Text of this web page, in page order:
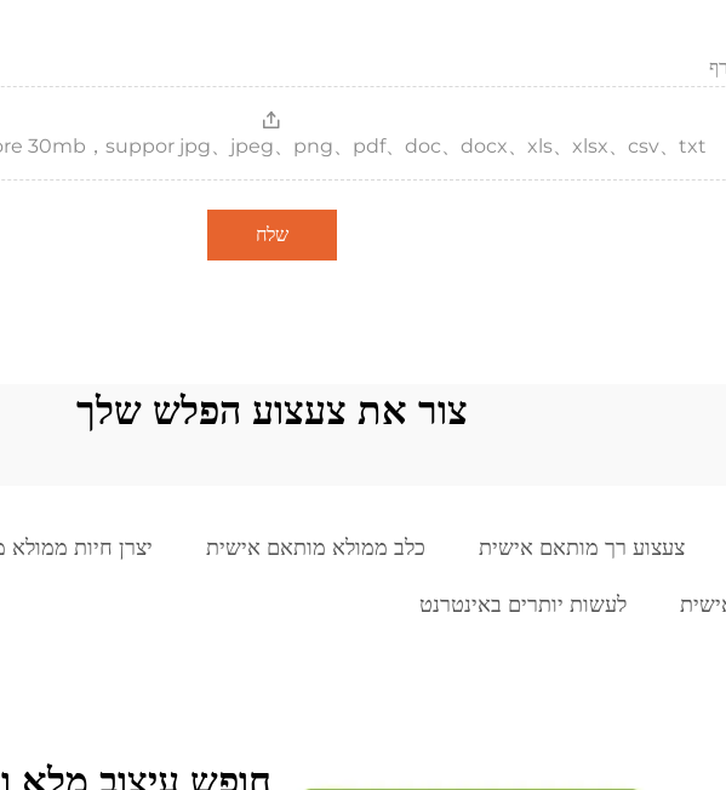
30mb，suppor jpg、jpeg、png、pdf、doc、docx、xls、xlsx、csv、txt
שלח
צור את צעצוע הפלש שלך
צעצוע רך מותאם אישית כלב ממולא מותאם אישית יצרן חיות
לעשות יותרים באינטרנט